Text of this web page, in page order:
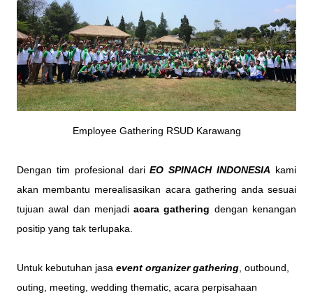
Employee Gathering RSUD Karawang
Dengan tim profesional dariEO SPINACH INDONESIA kami
akan membantu merealisasikan acara gathering anda sesuai
tujuan awal dan menjadiacara gathering dengan kenangan
positip yang tak terlupaka.
Untuk kebutuhan jasa event organizer gathering , outbound,
outing, meeting, wedding thematic, acara perpisahaan